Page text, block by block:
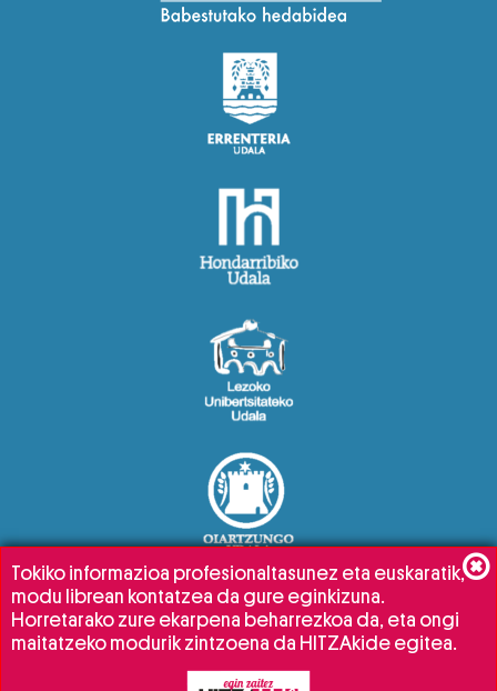
Tokiko informazioa profesionaltasunez eta euskaratik,
modu librean kontatzea da gure eginkizuna.
Horretarako zure ekarpena beharrezkoa da, eta ongi
maitatzeko modurik zintzoena da HITZAkide egitea.